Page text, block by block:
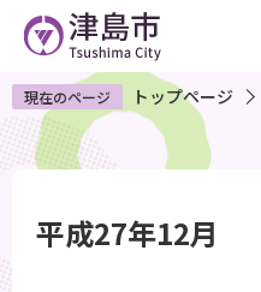
ペ
ー
ジ
で
現在のページ トップページ
平成27年12月